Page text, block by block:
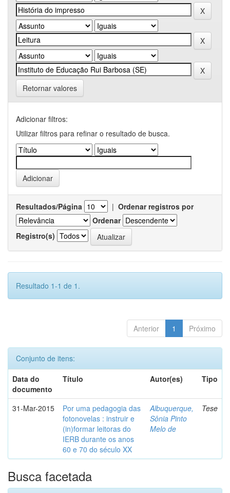
Retornar valores
Adicionar filtros:
Utilizar filtros para refinar o resultado de busca.
Resultados/Página | Ordenar registros por
Ordenar
Registro(s)
Resultado 1-1 de 1.
Anterior 1 Próximo
Conjunto de itens:
Data do
documento
Título Autor(es) Tipo
31-Mar-2015
Por uma pedagogia das
fotonovelas : instruir e
(in)formar leitoras do
IERB durante os anos
60 e 70 do século XX
Albuquerque,
Sônia Pinto
Melo de
Tese
Busca facetada